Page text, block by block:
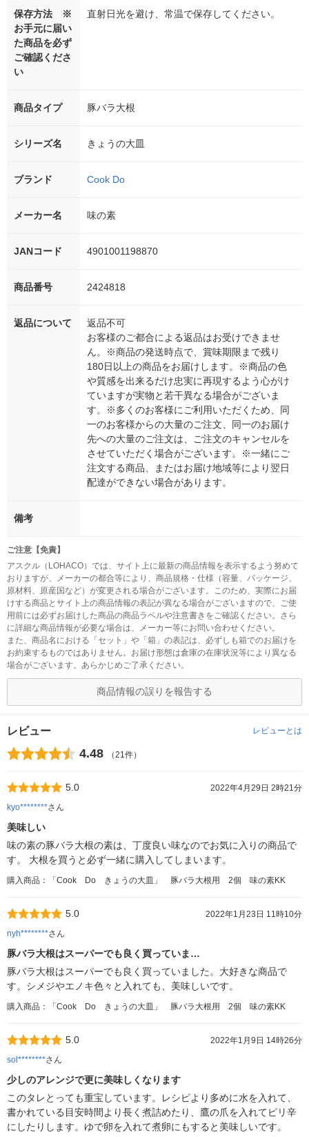
保存方法 ※
お手元に届い
た商品を必ず
ご確認くださ
い
直射日光を避け、常温で保存してください。
商品タイプ 豚バラ大根
シリーズ名 きょうの大皿
ブランド Cook Do
メーカー名 味の素
JANコード 4901001198870
商品番号 2424818
返品について
返品不可
お客様のご都合による返品はお受けできませ
ん。※商品の発送時点で、賞味期限まで残り
180日以上の商品をお届けします。※商品の色
や質感を出来るだけ忠実に再現するよう心がけ
ていますが実物と若干異なる場合がございま
す。※多くのお客様にご利用いただくため、同
一のお客様からの大量のご注文、同一のお届け
先への大量のご注文は、ご注文のキャンセルを
させていただく場合がございます。※一緒にご
注文する商品、またはお届け地域等により翌日
配達ができない場合があります。
備考
ご注意【免責】
アスクル（LOHACO）では、サイト上に最新の商品情報を表示するよう努めて
おりますが、メーカーの都合等により、商品規格・仕様（容量、パッケージ、
原材料、原産国など）が変更される場合がございます。このため、実際にお届
けする商品とサイト上の商品情報の表記が異なる場合がございますので、ご使
用前には必ずお届けした商品の商品ラベルや注意書きをご確認ください。さら
に詳細な商品情報が必要な場合は、メーカー等にお問い合わせください。
また、商品名における「セット」や「箱」の表記は、必ずしも箱でのお届けを
お約束するものではありません。お届け形態は倉庫の在庫状況等により異なる
場合がございます。あらかじめご了承ください。
商品情報の誤りを報告する
レビュー レビューとは
4.48 （21件）
5.0
2022年4月29日 2時21分
kyo********さん
美味しい
味の素の豚バラ大根の素は、丁度良い味なのでお気に入りの商品で
す。 大根を買うと必ず一緒に購入してしまいます。
購入商品：「Cook Do きょうの大皿」 豚バラ大根用 2個 味の素KK
5.0
2022年1月23日 11時10分
nyh********さん
豚バラ大根はスーパーでも良く買っていま…
豚バラ大根はスーパーでも良く買っていました。大好きな商品で
す。シメジやエノキ色々と入れても、美味しいです。
購入商品：「Cook Do きょうの大皿」 豚バラ大根用 2個 味の素KK
5.0
2022年1月9日 14時26分
sol********さん
少しのアレンジで更に美味しくなります
このタレとっても重宝しています。レシピより多めに水を入れて、
書かれている目安時間より長く煮詰めたり、鷹の爪を入れてピリ辛
にしたりします。ゆで卵を入れて煮卵にもすると美味しいです。